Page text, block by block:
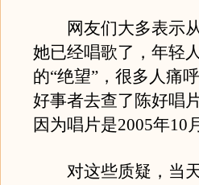
网友们大多表示从
她已经唱歌了，年轻
的“绝望”，很多人痛
好事者去查了陈好唱
因为唱片是2005年10
对这些质疑，当天